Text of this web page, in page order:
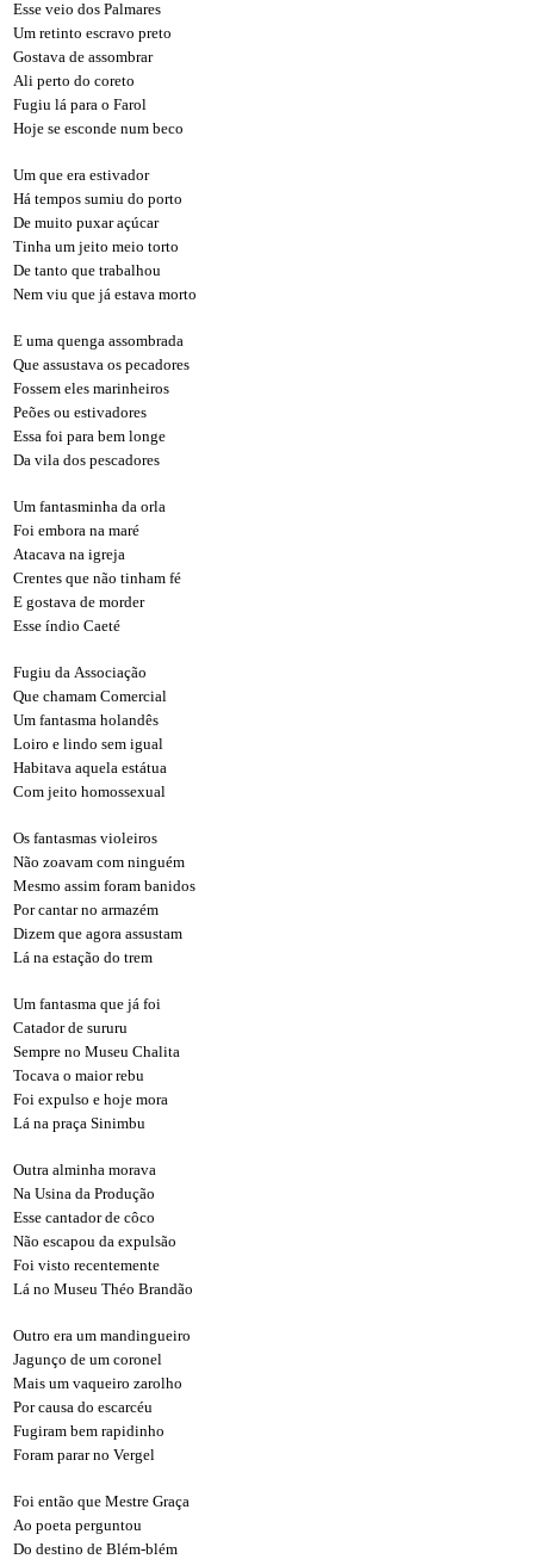
Esse veio dos Palmares
Um retinto escravo preto
Gostava de assombrar
Ali perto do coreto
Fugiu lá para o Farol
Hoje se esconde num beco
Um que era estivador
Há tempos sumiu do porto
De muito puxar açúcar
Tinha um jeito meio torto
De tanto que trabalhou
Nem viu que já estava morto
E uma quenga assombrada
Que assustava os pecadores
Fossem eles marinheiros
Peões ou estivadores
Essa foi para bem longe
Da vila dos pescadores
Um fantasminha da orla
Foi embora na maré
Atacava na igreja
Crentes que não tinham fé
E gostava de morder
Esse índio Caeté
Fugiu da Associação
Que chamam Comercial
Um fantasma holandês
Loiro e lindo sem igual
Habitava aquela estátua
Com jeito homossexual
Os fantasmas violeiros
Não zoavam com ninguém
Mesmo assim foram banidos
Por cantar no armazém
Dizem que agora assustam
Lá na estação do trem
Um fantasma que já foi
Catador de sururu
Sempre no Museu Chalita
Tocava o maior rebu
Foi expulso e hoje mora
Lá na praça Sinimbu
Outra alminha morava
Na Usina da Produção
Esse cantador de côco
Não escapou da expulsão
Foi visto recentemente
Lá no Museu Théo Brandão
Outro era um mandingueiro
Jagunço de um coronel
Mais um vaqueiro zarolho
Por causa do escarcéu
Fugiram bem rapidinho
Foram parar no Vergel
Foi então que Mestre Graça
Ao poeta perguntou
Do destino de Blém-blém